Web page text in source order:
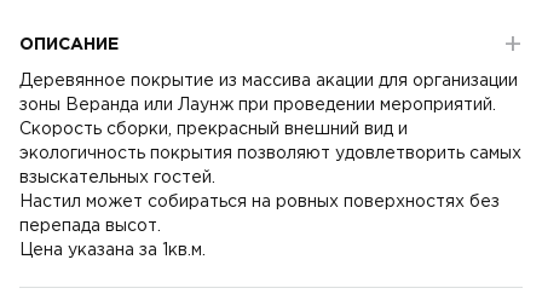
ОПИСАНИЕ
Деревянное покрытие из массива акации для организации
зоны Веранда или Лаунж при проведении мероприятий.
Скорость сборки, прекрасный внешний вид и
экологичность покрытия позволяют удовлетворить самых
взыскательных гостей.
Настил может собираться на ровных поверхностях без
перепада высот.
Цена указана за 1кв.м.